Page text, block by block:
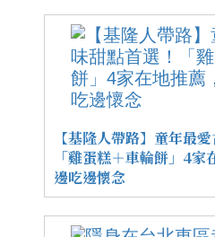
【基隆人帶路】童年最
「雞蛋糕＋車輪餅」4
邊吃邊懷念